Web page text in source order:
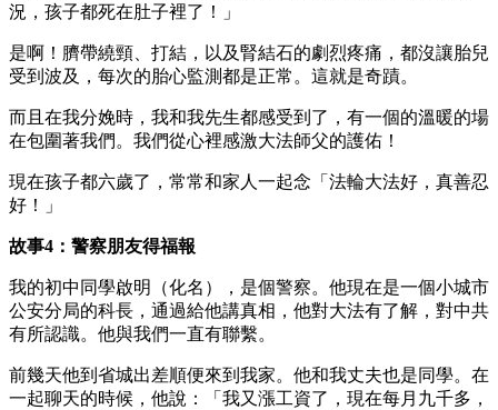
況，孩子都死在肚子裡了！」
是啊！臍帶繞頸、打結，以及腎結石的劇烈疼痛，都沒讓胎兒
受到波及，每次的胎心監測都是正常。這就是奇蹟。
而且在我分娩時，我和我先生都感受到了，有一個的溫暖的場
在包圍著我們。我們從心裡感激大法師父的護佑！
現在孩子都六歲了，常常和家人一起念「法輪大法好，真善忍
好！」
故事4：警察朋友得福報
我的初中同學啟明（化名），是個警察。他現在是一個小城市
公安分局的科長，通過給他講真相，他對大法有了解，對中共
有所認識。他與我們一直有聯繫。
前幾天他到省城出差順便來到我家。他和我丈夫也是同學。在
一起聊天的時候，他說：「我又漲工資了，現在每月九千多，